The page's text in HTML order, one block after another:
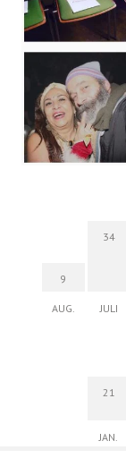
9
AUG.
34
JULI
21
JAN.